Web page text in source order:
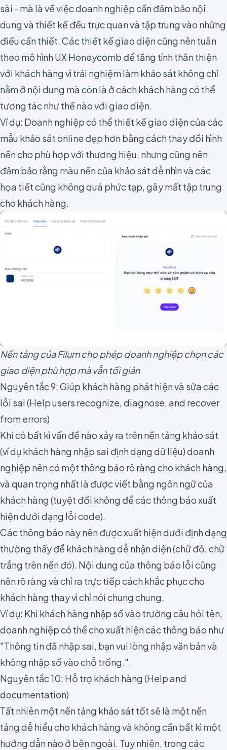
sài - mà là về việc doanh nghiệp cần đảm bảo nội
dung và thiết kế đều trực quan và tập trung vào những
điều cần thiết. Các thiết kế giao diện cũng nên tuân
theo mô hìnhUX Honeycomb để tăng tính thân thiện
với khách hàng vì trải nghiệm làm khảo sát không chỉ
nằm ở nội dung mà còn là ở cách khách hàng có thể
tương tác như thế nào với giao diện.
Ví dụ: Doanh nghiệp có thể thiết kế giao diện của các
mẫu khảo sát online đẹp hơn bằng cách thay đổi hình
nền cho phù hợp với thương hiệu, nhưng cũng nên
đảm bảo rằng màu nền của khảo sát dễ nhìnvà các
họa tiết cũng không quá phức tạp, gây mất tập trung
cho khách hàng.
Nền tảng của Filum cho phép doanh nghiệp chọn các
giao diện phù hợp mà vẫn tối giản
Nguyên tắc 9: Giúp khách hàng phát hiện và sửa các
lỗi sai (Help users recognize, diagnose, and recover
from errors)
Khi có bất kì vấn đề nào xảy ra trên nền tảng khảo sát
(ví dụ khách hàng nhập sai định dạng dữ liệu) doanh
nghiệp nên có một thông báo rõ ràng cho khách hàng,
và quan trọng nhất là được viết bằng ngôn ngữ của
khách hàng (tuyệt đối không để các thông báo xuất
hiện dưới dạng lỗi code).
Các thông báo này nên được xuất hiện dưới định dạng
thường thấy để khách hàng dễ nhận diện (chữ đỏ, chữ
trắng trên nền đó). Nội dung của thông báo lỗi cũng
nên rõ ràng và chỉ ra trực tiếp cách khắc phục cho
khách hàng thay vì chỉ nói chung chung.
Ví dụ: Khi khách hàng nhập số vào trường câu hỏi tên,
doanh nghiệp có thể cho xuất hiện các thông báo như
"Thông tin đã nhập sai, bạn vui lòng nhập văn bản và
không nhập số vào chỗ trống.".
Nguyên tắc 10: Hỗ trợ khách hàng (Help and
documentation)
Tất nhiên một nền tảng khảo sát tốt sẽ là một nền
tảng dễ hiểu cho khách hàng và không cần bất kì một
hướng dẫn nào ở bên ngoài. Tuy nhiên, trong các